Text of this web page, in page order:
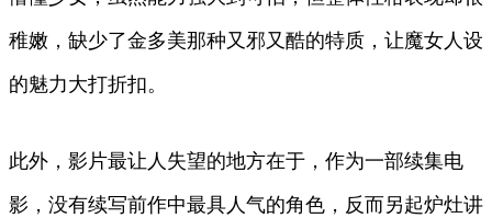
稚嫩，缺少了金多美那种又邪又酷的特质，让魔女人设
的魅力大打折扣。
此外，影片最让人失望的地方在于，作为一部续集电
影，没有续写前作中最具人气的角色，反而另起炉灶讲